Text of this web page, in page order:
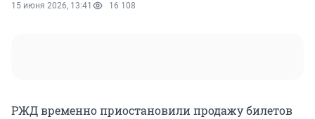
15 июня 2026, 13:41 16 108
РЖД временно приостановили продажу билетов